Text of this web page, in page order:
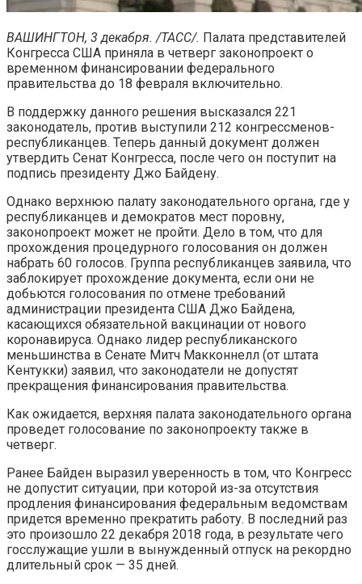
ВАШИНГТОН, 3 декабря. /ТАСС/. Палата представителей
Конгресса США приняла в четверг законопроект о
временном финансировании федерального
правительства до 18 февраля включительно.
В поддержку данного решения высказался 221
законодатель, против выступили 212 конгрессменов-
республиканцев. Теперь данный документ должен
утвердить Сенат Конгресса, после чего он поступит на
подпись президенту Джо Байдену.
Однако верхнюю палату законодательного органа, где у
республиканцев и демократов мест поровну,
законопроект может не пройти. Дело в том, что для
прохождения процедурного голосования он должен
набрать 60 голосов. Группа республиканцев заявила, что
заблокирует прохождение документа, если они не
добьются голосования по отмене требований
администрации президента США Джо Байдена,
касающихся обязательной вакцинации от нового
коронавируса. Однако лидер республиканского
меньшинства в Сенате Митч Макконнелл (от штата
Кентукки) заявил, что законодатели не допустят
прекращения финансирования правительства.
Как ожидается, верхняя палата законодательного органа
проведет голосование по законопроекту также в
четверг.
Ранее Байден выразил уверенность в том, что Конгресс
не допустит ситуации, при которой из-за отсутствия
продления финансирования федеральным ведомствам
придется временно прекратить работу. В последний раз
это произошло 22 декабря 2018 года, в результате чего
госслужащие ушли в вынужденный отпуск на рекордно
длительный срок — 35 дней.